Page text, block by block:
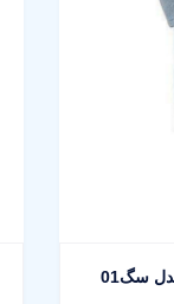
حوله دور پیچ کودک و نوزاد مدل سگ01